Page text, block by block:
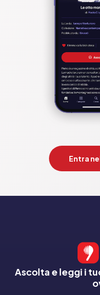
Entra
Ascolta e leggi i